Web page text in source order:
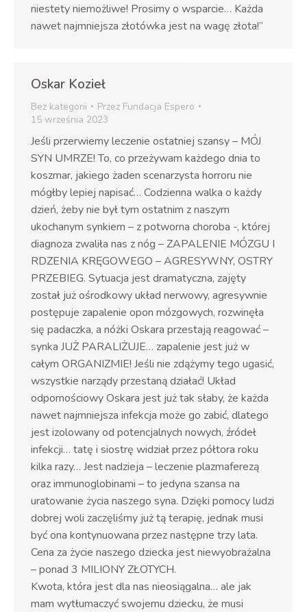
niestety niemożliwe! Prosimy o wsparcie… Każda
nawet najmniejsza złotówka jest na wagę złota!”
Oskar Kozieł
Bez kategorii Przez Fundacja Espero
15 września 2023
Jeśli przerwiemy leczenie ostatniej szansy – MÓJ
SYN UMRZE! To, co przeżywam każdego dnia to
koszmar, jakiego żaden scenarzysta horroru nie
mógłby lepiej napisać… Codzienna walka o każdy
dzień, żeby nie był tym ostatnim z naszym
ukochanym synkiem – z potworna choroba -, której
diagnoza zwaliła nas z nóg – ZAPALENIE MÓZGU I
RDZENIA KRĘGOWEGO – AGRESYWNY, OSTRY
PRZEBIEG. Sytuacja jest dramatyczna, zajęty
został już ośrodkowy układ nerwowy, agresywnie
postępuje zapalenie opon mózgowych, rozwinęła
się padaczka, a nóżki Oskara przestają reagować –
synka JUŻ PARALIŻUJE… zapalenie jest już w
całym ORGANIZMIE! Jeśli nie zdążymy tego ugasić,
wszystkie narządy przestaną działać! Układ
odpornościowy Oskara jest już tak słaby, że każda
nawet najmniejsza infekcja może go zabić, dlatego
jest izolowany od potencjalnych nowych, źródeł
infekcji… tatę i siostrę widział przez półtora roku
kilka razy… Jest nadzieja – leczenie plazmaferezą
oraz immunoglobinami – to jedyna szansa na
uratowanie życia naszego syna. Dzięki pomocy ludzi
dobrej woli zaczęliśmy już tą terapię, jednak musi
być ona kontynuowana przez następne trzy lata.
Cena za życie naszego dziecka jest niewyobrażalna
– ponad 3 MILIONY ZŁOTYCH.
Kwota, która jest dla nas nieosiągalna… ale jak
mam wytłumaczyć swojemu dziecku, że musi